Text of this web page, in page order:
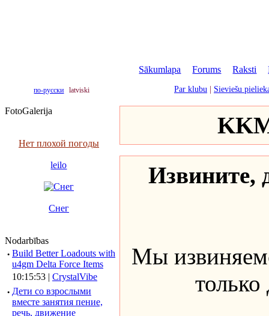
Sākumlapa |Forums |Raksti |
по-русски latviski Par klubu Sieviešu
FotoGalerija
Нет плохой погоды
leilo
Снег
Nodarbības
· Build Better Loadouts with
u4gm Delta Force Items
10:15:53 | CrystalVibe
· Дети со взрослыми
вместе занятия пение,
речь, движение
Извините,
Мы